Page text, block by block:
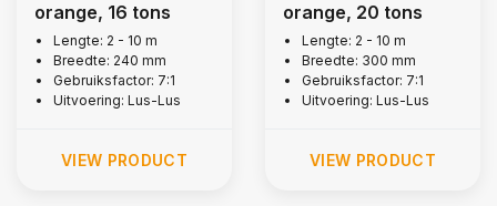
orange, 16 tons
Lengte: 2 - 10 m
Breedte: 240 mm
Gebruiksfactor: 7:1
Uitvoering: Lus-Lus
VIEW PRODUCT
orange, 20 tons
Lengte: 2 - 10 m
Breedte: 300 mm
Gebruiksfactor: 7:1
Uitvoering: Lus-Lus
VIEW PRODUCT